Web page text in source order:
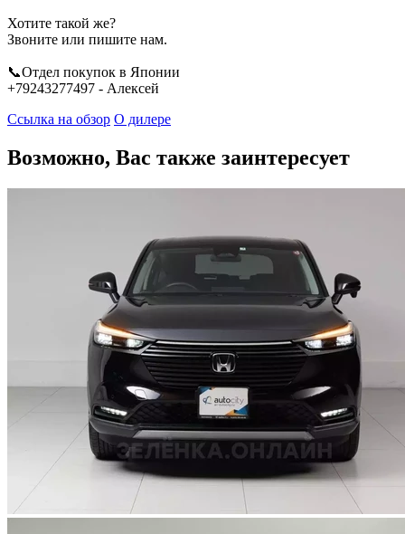
Хотите такой же?
Звоните или пишите нам.
📞Отдел покупок в Японии
+79243277497 - Алексей
Ссылка на обзор О дилере
Возможно, Вас также заинтересует